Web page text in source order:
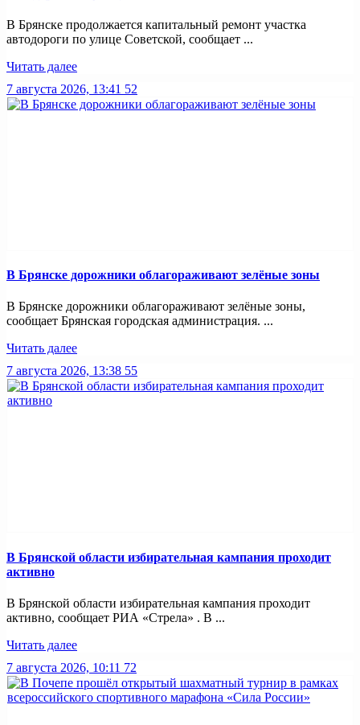
В Брянске продолжается капитальный ремонт участка
автодороги по улице Советской, сообщает ...
Читать далее
7 августа 2026, 13:41 52
В Брянске дорожники облагораживают зелёные зоны
В Брянске дорожники облагораживают зелёные зоны,
сообщает Брянская городская администрация. ...
Читать далее
7 августа 2026, 13:38 55
В Брянской области избирательная кампания проходит
активно
В Брянской области избирательная кампания проходит
активно, сообщает РИА «Стрела» . В ...
Читать далее
7 августа 2026, 10:11 72